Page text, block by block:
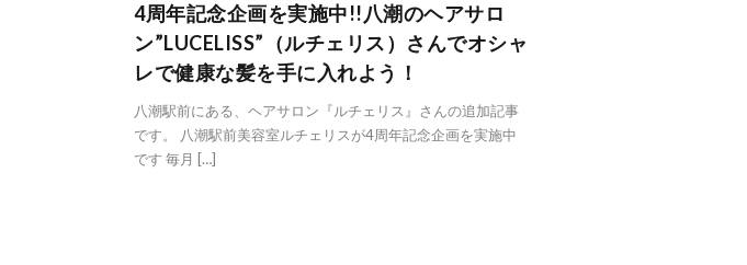
4周年記念企画を実施中!!八潮のヘアサロ
ン”LUCELISS”（ルチェリス）さんでオシャ
レで健康な髪を手に入れよう！
八潮駅前にある、ヘアサロン『ルチェリス』さんの追加記事
です。 八潮駅前美容室ルチェリスが4周年記念企画を実施中
です 毎月 […]